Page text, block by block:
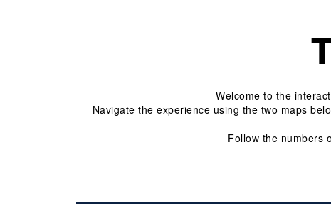
Welcome to the
Navigate the experience using the two maps
Follow the numbers